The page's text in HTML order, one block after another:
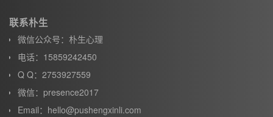
联系朴生
微信公众号：朴生心理
电话：15859242450
Q Q：2753927559
微信：presence2017
Email：hello@pushengxinli.com